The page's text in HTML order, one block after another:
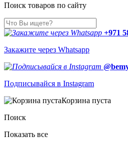
Поиск товаров по сайту
+971
Закажите через Whatsapp
Подписывайся в Instagram
Корзина пуста
Поиск
Показать все